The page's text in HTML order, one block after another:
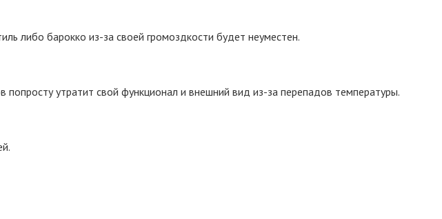
либо барокко из-за своей громоздкости будет неуместен.
утратит свой функционал и внешний вид из-за перепадов температуры.